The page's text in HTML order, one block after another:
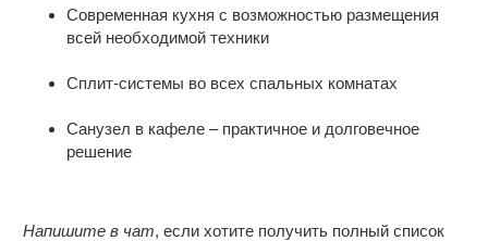
Современная кухня с возможностью размещения
всей необходимой техники
Сплит-системы во всех спальных комнатах
Санузел в кафеле – практичное и долговечное
решение
Напишите в чат, если хотите получить полный список